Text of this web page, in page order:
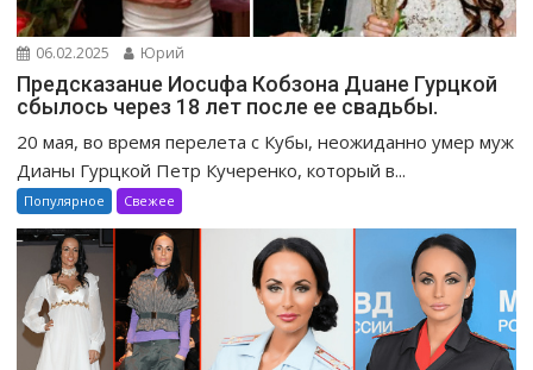
06.02.2025 Юрий
Предсказанuе Иосuфа Кобзона Дuане Гурцкой
сбылось через 18 лет после ее свадьбы.
20 мая, во время перелета с Кубы, неожиданно умер муж
Дианы Гурцкой Петр Кучеренко, который в...
Популярное Свежее